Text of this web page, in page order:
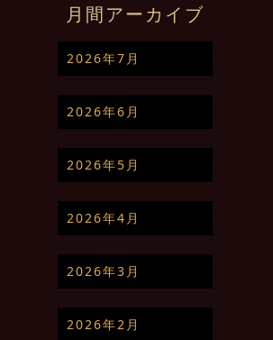
月間アーカイブ
2026年7月
2026年6月
2026年5月
2026年4月
2026年3月
2026年2月